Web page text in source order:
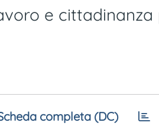
e
completa (DC)